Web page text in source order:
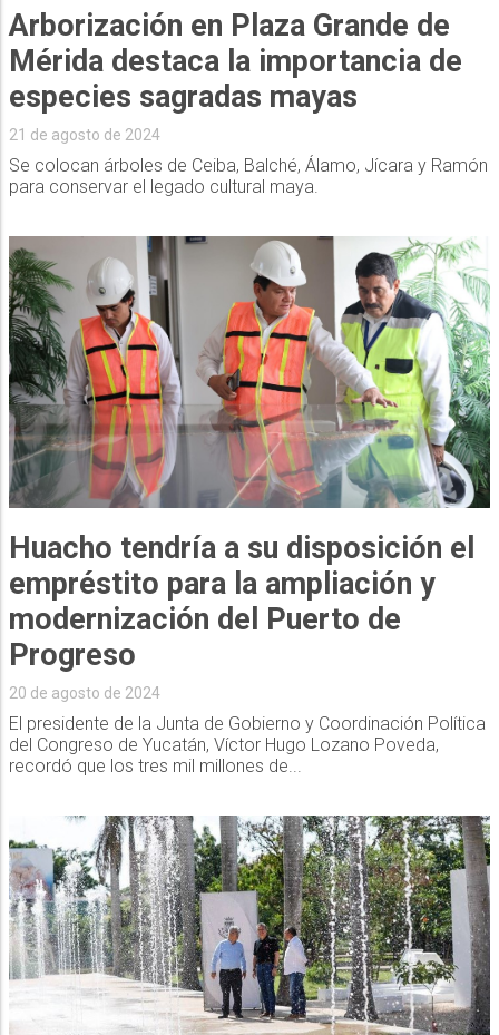
Arborización en Plaza Grande de
Mérida destaca la importancia de
especies sagradas mayas
21 de agosto de 2024
Se colocan árboles de Ceiba, Balché, Álamo, Jícara y Ramón
para conservar el legado cultural maya.
Huacho tendría a su disposición el
empréstito para la ampliación y
modernización del Puerto de
Progreso
20 de agosto de 2024
El presidente de la Junta de Gobierno y Coordinación Política
del Congreso de Yucatán, Víctor Hugo Lozano Poveda,
recordó que los tres mil millones de...